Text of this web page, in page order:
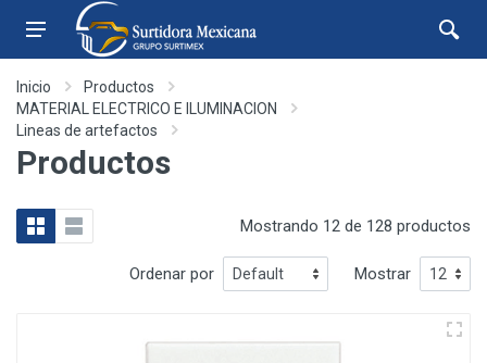
Inicio
Productos
MATERIAL ELECTRICO E ILUMINACION
Lineas de artefactos
Productos
Mostrando 12 de 128 productos
Ordenar por Mostrar